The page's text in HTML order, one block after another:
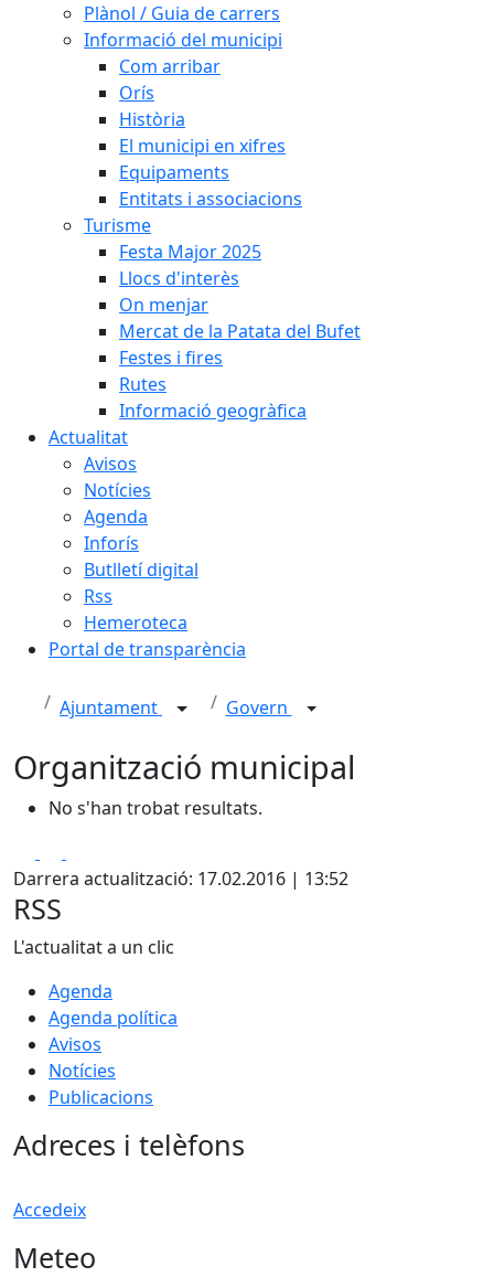
Plànol / Guia de carrers
Informació del municipi
Com arribar
Orís
Història
El municipi en xifres
Equipaments
Entitats i associacions
Turisme
Festa Major 2025
Llocs d'interès
On menjar
Mercat de la Patata del Bufet
Festes i fires
Rutes
Informació geogràfica
Actualitat
Avisos
Notícies
Agenda
Inforís
Butlletí digital
Rss
Hemeroteca
Portal de transparència
Ajuntament Govern
Organització municipal
No s'han trobat resultats.
Darrera actualització: 17.02.2016 | 13:52
RSS
L'actualitat a un clic
Agenda
Agenda política
Avisos
Notícies
Publicacions
Adreces i telèfons
Accedeix
Meteo